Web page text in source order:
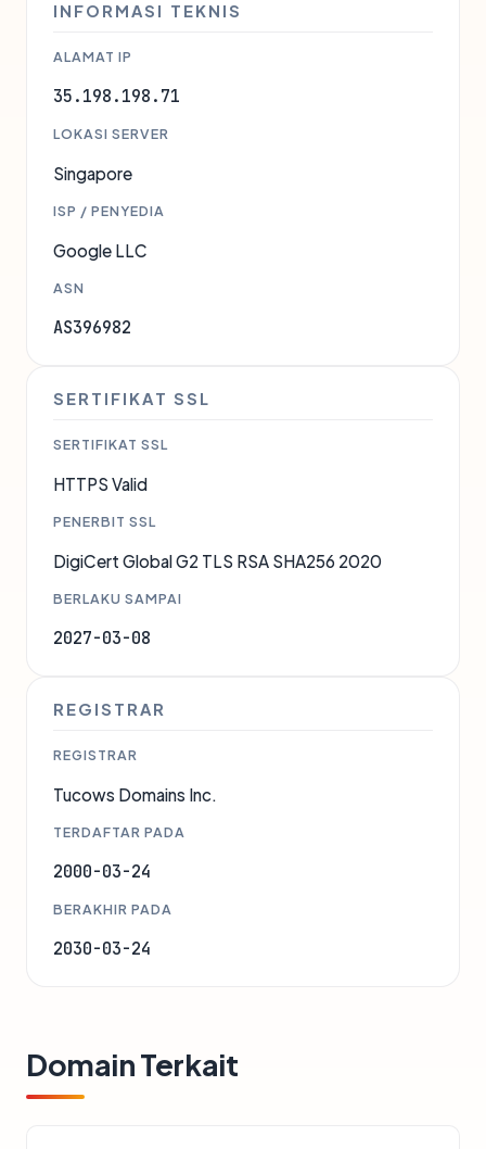
INFORMASI TEKNIS
ALAMAT IP
35.198.198.71
LOKASI SERVER
Singapore
ISP / PENYEDIA
Google LLC
ASN
AS396982
SERTIFIKAT SSL
SERTIFIKAT SSL
HTTPS Valid
PENERBIT SSL
DigiCert Global G2 TLS RSA SHA256 2020
BERLAKU SAMPAI
2027-03-08
REGISTRAR
REGISTRAR
Tucows Domains Inc.
TERDAFTAR PADA
2000-03-24
BERAKHIR PADA
2030-03-24
Domain Terkait